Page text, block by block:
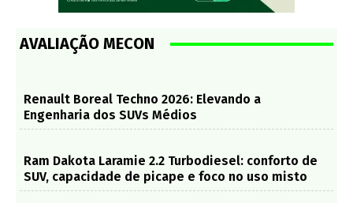
AVALIAÇÃO MECON
Renault Boreal Techno 2026: Elevando a
Engenharia dos SUVs Médios
Ram Dakota Laramie 2.2 Turbodiesel: conforto de
SUV, capacidade de picape e foco no uso misto